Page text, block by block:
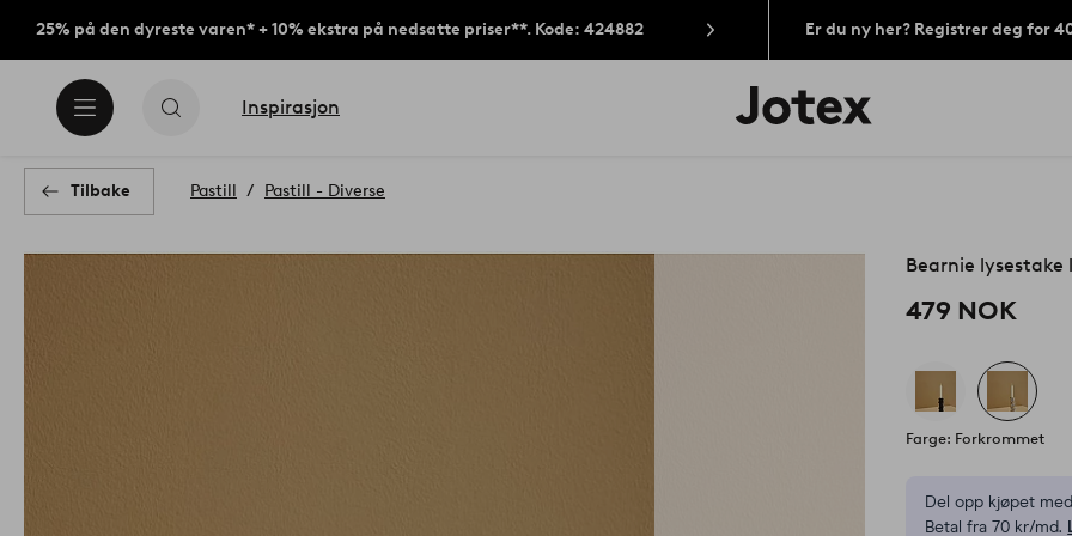
25% på den dyreste varen* + 10% ekstra på nedsatte priser**. Kode: 424882 Er du ny her? Registrer deg for
Inspirasjon
Jotex’
logo
Tilbake Pastill Pastill - Diverse
Bearnie lysestake
479 NOK
Farge: Forkrommet
Del opp kjøpet
Betal fra 70 kr/md.